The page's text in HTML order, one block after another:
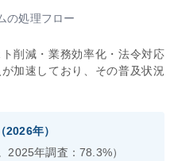
の処理フロー
削減・業務効率化・法令対応
加速しており、その普及状況
年）
2025年調査：78.3%）